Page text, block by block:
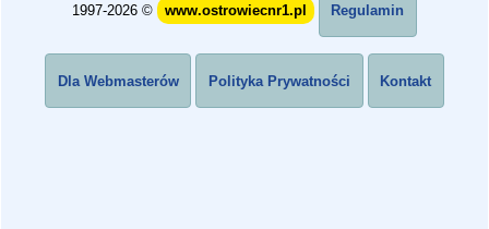
1997-2026 © www.ostrowiecnr1.pl Regulamin
Dla Webmasterów Polityka Prywatności Kontakt